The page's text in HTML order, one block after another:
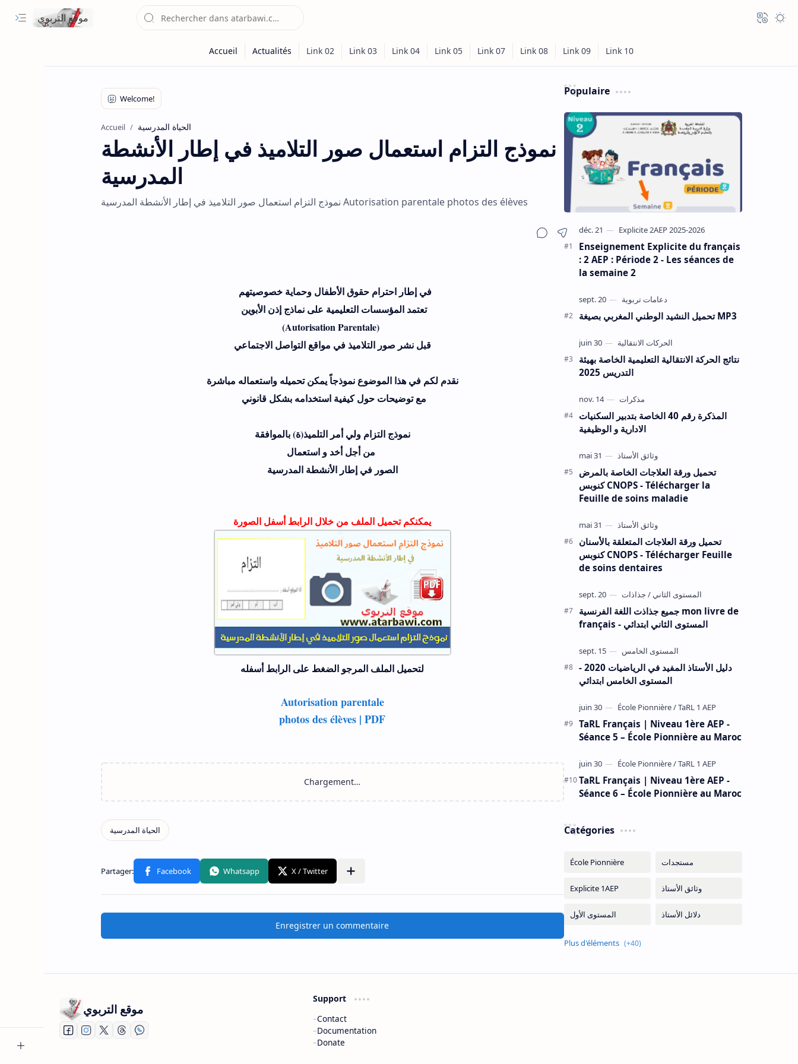
موقع التربوي
Accueil الحياة المدرسية
نموذج التزام استعمال صور التلاميذ في إطار الأنشطة
المدرسية
نموذج التزام استعمال صور التلاميذ في إطار الأنشطة المدرسية Autorisation parentale photos des élèves
في إطار احترام حقوق الأطفال وحماية خصوصيتهم
تعتمد المؤسسات التعليمية على نماذج إذن الأبوين
(Autorisation Parentale)
قبل نشر صور التلاميذ في مواقع التواصل الاجتماعي
نقدم لكم في هذا الموضوع نموذجاً يمكن تحميله واستعماله مباشرة
مع توضيحات حول كيفية استخدامه بشكل قانوني
نموذج التزام ولي أمر التلميذ(ة) بالموافقة
الصور في إطار الأنشطة المدرسية
يمكنكم تحميل الملف من خلال الرابط أسفل الصورة
لتحميل الملف المرجو الضغط على الرابط أسفله
Autorisation parentale
photos des élèves | PDF
Enregistrer un commentaire
Populaire
Enseignement Explicite du français
: 2 AEP : Période 2 - Les séances de
la semaine 2
تحميل النشيد الوطني المغربي بصيغة MP3
نتائج الحركة الانتقالية التعليمية الخاصة بهيئة
التدريس 2025
المذكرة رقم 40 الخاصة بتدبير السكنيات
الادارية و الوظيفية
تحميل ورقة العلاجات الخاصة بالمرض
كنوبس CNOPS - Télécharger la
Feuille de soins maladie
تحميل ورقة العلاجات المتعلقة بالأسنان
كنوبس CNOPS - Télécharger Feuille
de soins dentaires
جميع جذاذت اللغة الفرنسية mon livre de
français - المستوى الثاني ابتدائي
دليل الأستاذ المفيد في الرياضيات 2020 -
المستوى الخامس ابتدائي
TaRL Français | Niveau 1ère AEP -
Séance 5 – École Pionnière au Maroc
TaRL Français | Niveau 1ère AEP -
Séance 6 – École Pionnière au Maroc
Catégories
موقع التربوي
Support
Contact
Documentation
Donate